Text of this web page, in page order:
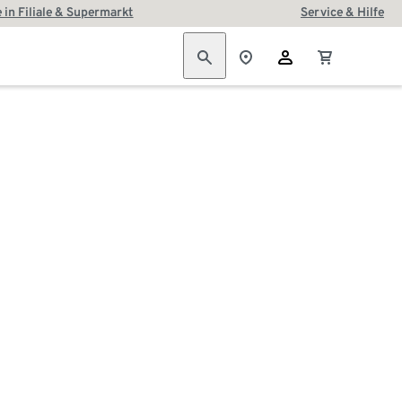
in Filiale & Supermarkt Service & Hilfe